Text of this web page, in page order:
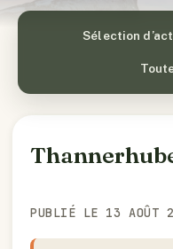
Sélection
PUBLIÉ LE 13 AOÛT